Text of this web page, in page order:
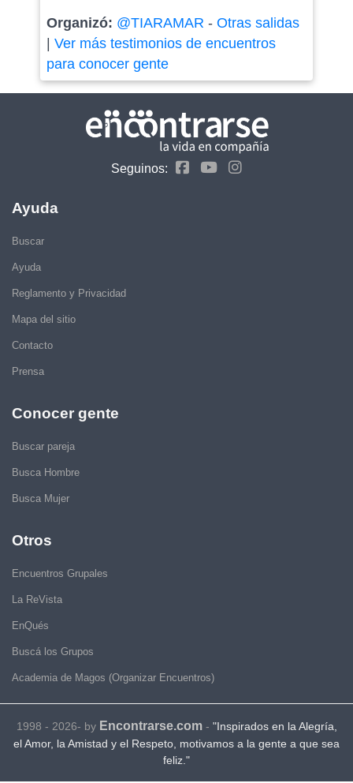
Organizó: @TIARAMAR - Otras salidas
Ver más testimonios de encuentros
para conocer gente
Seguinos:
Ayuda
Buscar
Ayuda
Reglamento y Privacidad
Mapa del sitio
Contacto
Prensa
Conocer gente
Buscar pareja
Busca Hombre
Busca Mujer
Otros
Encuentros Grupales
La ReVista
EnQués
Buscá los Grupos
Academia de Magos (Organizar Encuentros)
1998 - 2026- by Encontrarse.com- "Inspirados en la Alegría,
el Amor, la Amistad y el Respeto, motivamos a la gente a que sea
feliz."